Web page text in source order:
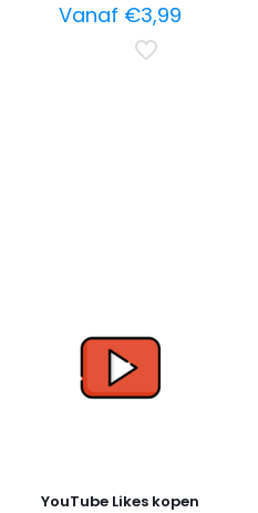
Vanaf €3,99
YouTube Likes kopen